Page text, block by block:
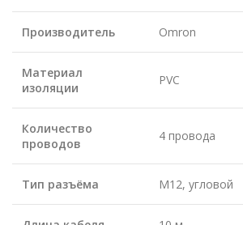
Производитель Omron
Материал
изоляции
PVC
Количество
проводов
4 провода
Тип разъёма M12, угловой